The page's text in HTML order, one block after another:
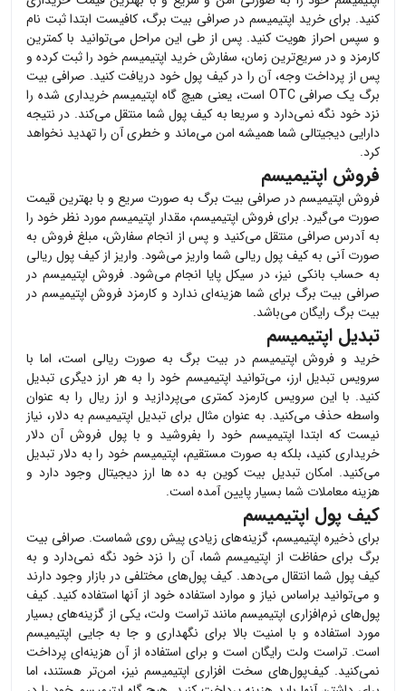
کنید. برای خرید اپتیمیسمدر صرافی بیت برگ، کافیست ابتدا ثبت نام
و سپس احراز هویت کنید. پس از طی این مراحل می‌توانید با کمترین
کارمزد و در سریع‌ترین زمان، سفارش خرید اپتیمیسمخود را ثبت کرده و
پس از پرداخت وجه، آن را در کیف پول خود دریافت کنید. صرافی بیت
برگ یک صرافی OTC است، یعنی هیچ گاه
اپتیمیسم خریداری شده را
نزد خود نگه نمی‌دارد و سریعا به کیف پول شما منتقل می‌کند. در نتیجه
دارایی دیجیتالی شما همیشه امن می‌ماند و خطری آن را تهدید نخواهد
کرد.
فروش اپتیمیسم
فروش اپتیمیسمدر صرافی بیت برگ به صورت سریع و با بهترین قیمت
صورت می‌گیرد. برای فروش اپتیمیسم، مقدار اپتیمیسممورد نظر خود را
به آدرس صرافی منتقل می‌کنید و پس از انجام سفارش، مبلغ فروش به
صورت آنی به کیف پول ریالی شما واریز می‌شود. واریز از کیف پول ریالی
به حساب بانکی نیز، در سیکل پایا انجام می‌شود. فروش اپتیمیسم در
صرافی بیت برگ برای شما هزینه‌ای ندارد و کارمزد فروش اپتیمیسم در
بیت برگ رایگان می‌باشد.
تبدیل اپتیمیسم
خرید و فروش اپتیمیسم در بیت برگ به صورت ریالی است، اما با
سرویس تبدیل ارز، می‌توانید اپتیمیسم خود را به هر ارز دیگری تبدیل
کنید. با این سرویس کارمزد کمتری می‌پردازید و ارز ریال را به عنوان
واسطه حذف می‌کنید. به عنوان مثال برای تبدیل اپتیمیسمبه دلار، نیاز
نیست که ابتدا اپتیمیسم خود را بفروشید و با پول فروش آن دلار
خریداری کنید، بلکه به صورت مستقیم، اپتیمیسمخود را به دلار تبدیل
می‌کنید. امکان تبدیل بیت کوین به ده ها ارز دیجیتال وجود دارد و
هزینه معاملات شما بسیار پایین آمده است.
کیف پول اپتیمیسم
برای ذخیره اپتیمیسم، گزینه‌های زیادی پیش روی شماست. صرافی بیت
برگ برای حفاظت از اپتیمیسمشما، آن را نزد خود نگه نمی‌دارد و به
کیف پول شما انتقال می‌دهد. کیف پول‌های مختلفی در بازار وجود دارند
و می‌توانید براساس نیاز و موارد استفاده خود از آنها استفاده کنید. کیف
پول‌های نرم‌افزاری اپتیمیسممانند تراست ولت، یکی از گزینه‌های بسیار
مورد استفاده و با امنیت بالا برای نگهداری و جا به جایی اپتیمیسم
است. تراست ولت رایگان است و برای استفاده از آن هزینه‌ای پرداخت
نمی‌کنید. کیف‌پول‌های سخت افزاری اپتیمیسم نیز، امن‌تر هستند، اما